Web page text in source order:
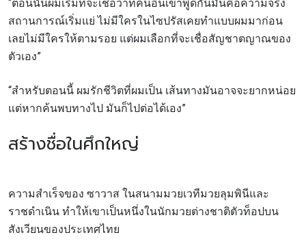
“ตอนนั้นผมเริ่มที่จะเชื่อว่าที่คนอื่นเขาพูดกันมันคือความจริง
สถานการณ์เริ่มแย่ ไม่มีใครในไซปรัสเคยทำแบบผมมาก่อน
เลยไม่มีใครให้ตามรอย แต่ผมเลือกที่จะเชื่อสัญชาตญาณของ
ตัวเอง”
“สำหรับตอนนี้ ผมรักชีวิตที่ผมเป็น เส้นทางมันอาจจะยากหน่อย
แต่หากค้นพบทางไป มันก็ไปต่อได้เอง”
สร้างชื่อในศึกใหญ่
ความสำเร็จของ ซาวาส ในสนามมวยเวทีมวยลุมพินีและ
ราชดำเนิน ทำให้เขาเป็นหนึ่งในนักมวยต่างชาติตัวท็อปบน
สังเวียนของประเทศไทย
คู่แข่ง
อีเวนต์
สมัครเพื่อไม่พลาดข่าวเด็ด
เพื่อไม่พลาดข่าวสารของ ONE รีบลงทะเบียนตอนนี้
เพื่อรับข้อมูลอัปเดตล่าสุดก่อนใคร รวมทั้งข้อเสนอ
อีเมล
ชื่อ